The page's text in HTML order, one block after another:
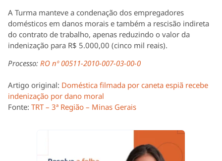
A Turma manteve a condenação dos empregadores
domésticos em danos morais e também a rescisão indireta
do contrato de trabalho, apenas reduzindo o valor da
indenização para R$ 5.000,00 (cinco mil reais).
Processo: RO nº 00511-2010-007-03-00-0
Artigo original: Doméstica filmada por caneta espiã recebe
indenização por dano moral
Fonte: TRT – 3ª Região – Minas Gerais